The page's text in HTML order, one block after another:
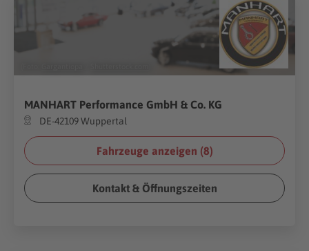
MANHART Performance GmbH & Co. KG
DE-42109 Wuppertal
Fahrzeuge anzeigen (8)
Kontakt & Öffnungszeiten